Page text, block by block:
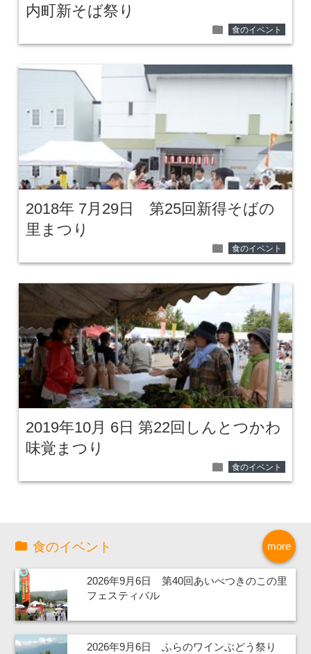
内町新そば祭り
folder 食のイベント
2018年 7月29日 第25回新得そばの
里まつり
folder 食のイベント
2019年10月 6日 第22回しんとつかわ
味覚まつり
folder 食のイベント
more
食のイベント
2026年9月6日 第40回あいべつきのこの里
フェスティバル
2026年9月6日 ふらのワインぶどう祭り